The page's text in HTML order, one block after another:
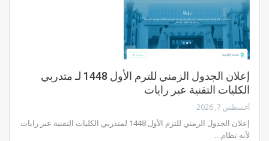
إعلان الجدول الزمني للترم الأول 1448 لـ متدربي
الكليات التقنية عبر رايات
أغسطس 7, 2026
إعلان الجدول الزمني للترم الأول 1448 لمتدربي الكليات التقنية عبر رايات
لأنه نظام…